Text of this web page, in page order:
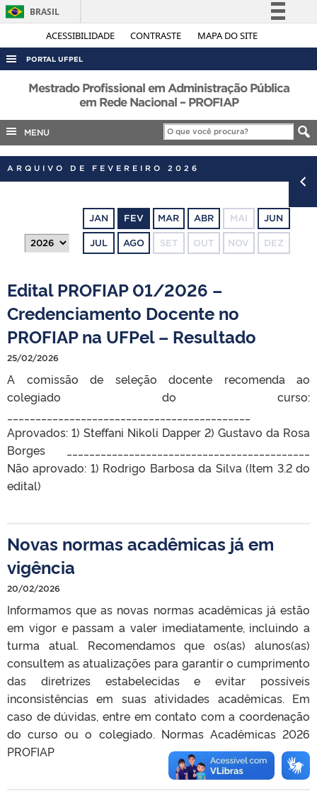
ACESSIBILIDADE CONTRASTE MAPA DO SITE
BRASIL
Simplifique!
Acesso à informação
Legislação
Canais
PORTAL UFPEL
ACESSO À INFORMAÇÃO
COBALTO
CONCURSOS
PORTARIAS
Mestrado Profissional em Administração Pública
em Rede Nacional – PROFIAP
MENU
ARQUIVO DE FEVEREIRO 2026
JAN FEV MAR ABR MAI JUN
JUL AGO SET OUT NOV DEZ
Edital PROFIAP 01/2026 –
Credenciamento Docente no
PROFIAP na UFPel – Resultado
25/02/2026
A comissão de seleção docente recomenda ao
colegiado do curso:
Aprovados: 1) Steffani Nikoli Dapper 2) Gustavo da Rosa
Borges ___________________________________________
Não aprovado: 1) Rodrigo Barbosa da Silva (Item 3.2 do
edital)
Novas normas acadêmicas já em
vigência
20/02/2026
Informamos que as novas normas acadêmicas já estão
em vigor e passam a valer imediatamente, incluindo a
turma atual. Recomendamos que os(as) alunos(as)
consultem as atualizações para garantir o cumprimento
das diretrizes estabelecidas e evitar possíveis
inconsistências em suas atividades acadêmicas. Em
caso de dúvidas, entre em contato com a coordenação
do curso ou o colegiado. Normas Acadêmicas 2026
PROFIAP